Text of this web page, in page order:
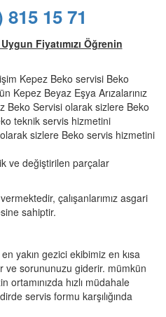
815 15 71
Fiyatımızı Öğrenin
Kepez Beko servisi Beko
Kepez Beyaz Eşya Arızalarınız
Beko Servisi olarak sizlere Beko
teknik servis hizmetini
sizlere Beko servis hizmetini
ve değiştirilen parçalar
çalışanlarımız asgari
sahiptir.
yakın gezici ekibimiz en kısa
ve sorununuzu giderir. mümkün
ortamınızda hızlı müdahale
servis formu karşılığında